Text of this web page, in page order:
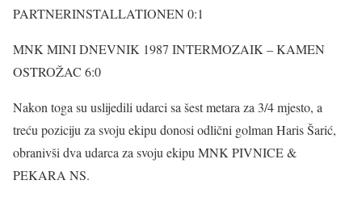
PARTNERINSTALLATIONEN 0:1
MNK MINI DNEVNIK 1987 INTERMOZAIK – KAMEN
OSTROŽAC 6:0
Nakon toga su uslijedili udarci sa šest metara za 3/4 mjesto, a
treću poziciju za svoju ekipu donosi odlični golman Haris Šarić,
obranivši dva udarca za svoju ekipu MNK PIVNICE &
PEKARA NS.